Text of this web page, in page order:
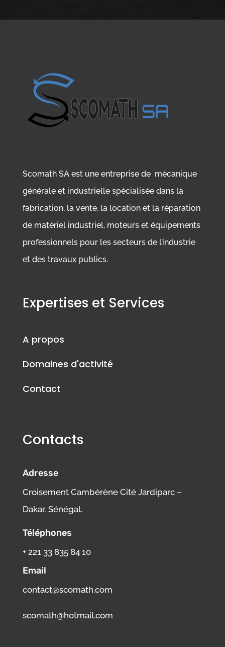
Scomath SA est une entreprise de mécanique
générale et industrielle spécialisée dans la
fabrication, la vente, la location et la réparation
de matériel industriel, moteurs et équipements
professionnels pour les secteurs de l’industrie
et des travaux publics.
Expertises et Services
A propos
Domaines d'activité
Contact
Contacts
Adresse
Croisement Cambérène Cité Jardiparc –
Dakar, Sénégal.
Téléphones
+ 221 33 835 84 10
Email
contact@scomath.com
scomath@hotmail.com